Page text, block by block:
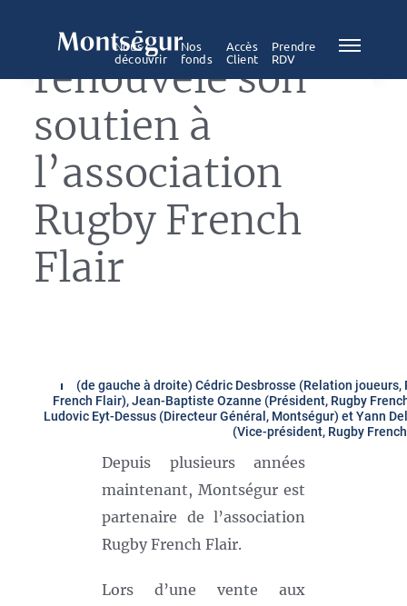
Nous
découvrir
Nos
fonds
Accès
Client
Prendre
RDV
Montségur
renouvèle son
soutien à
l’association
Rugby French
Flair
(de gauche à droite) Cédric Desbrosse (Relation joueurs,
French Flair), Jean-Baptiste Ozanne (Président, Rugby
Ludovic Eyt-Dessus (Directeur Général, Montségur) et Yann
(Vice-président, Rugby
Depuis plusieurs années
maintenant, Montségur est
partenaire de l’association
Rugby French Flair.
Lors d’une vente aux